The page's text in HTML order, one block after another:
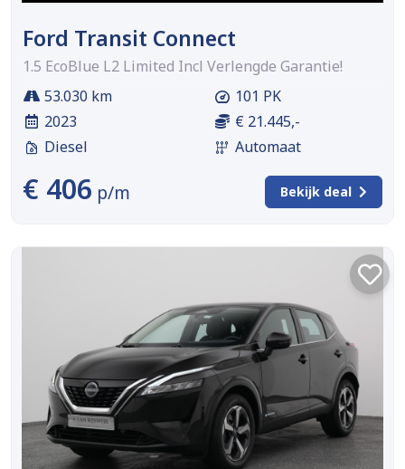
Ford Transit Connect
1.5 EcoBlue L2 Limited Incl Verlengde Garantie!
53.030 km
2023
Diesel
101 PK
€ 21.445,-
Automaat
€ 406 p/m Bekijk deal